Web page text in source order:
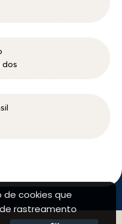
dos
de cookies que
rastreamento